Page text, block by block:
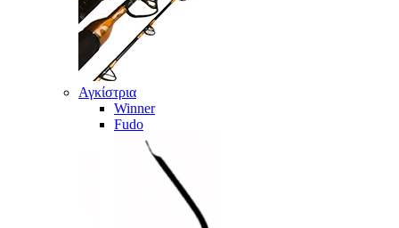
Αγκίστρια
Winner
Fudo